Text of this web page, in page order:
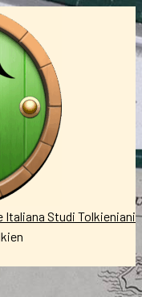
Italiana Studi Tolkieniani